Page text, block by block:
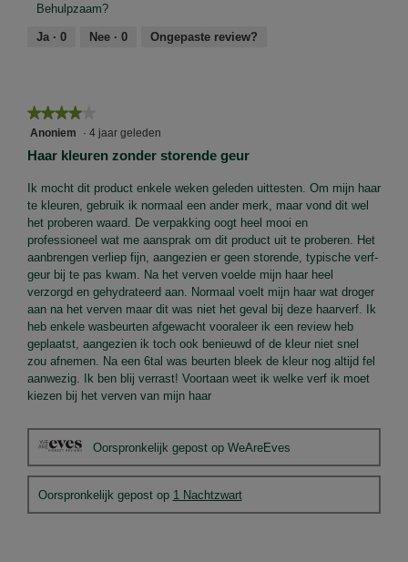
5
van
Behulpzaam?
Ja · 0 Nee · 0 Ongepaste review?
★★★★★
★★★★★
4
sterren.
Anoniem · 4 jaar geleden
Haar kleuren zonder storende geur
Ik mocht dit product enkele weken geleden uittesten. Om mijn haar
te kleuren, gebruik ik normaal een ander merk, maar vond dit wel
het proberen waard. De verpakking oogt heel mooi en
professioneel wat me aansprak om dit product uit te proberen. Het
aanbrengen verliep fijn, aangezien er geen storende, typische verf-
geur bij te pas kwam. Na het verven voelde mijn haar heel
verzorgd en gehydrateerd aan. Normaal voelt mijn haar wat droger
aan na het verven maar dit was niet het geval bij deze haarverf. Ik
heb enkele wasbeurten afgewacht vooraleer ik een review heb
geplaatst, aangezien ik toch ook benieuwd of de kleur niet snel
zou afnemen. Na een 6tal was beurten bleek de kleur nog altijd fel
aanwezig. Ik ben blij verrast! Voortaan weet ik welke verf ik moet
kiezen bij het verven van mijn haar
Oorspronkelijk gepost op WeAreEves
Oorspronkelijk gepost op 1 Nachtzwart